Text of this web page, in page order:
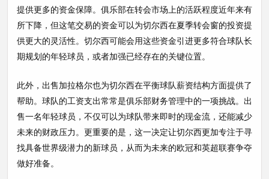
提供更多的资金保障。俱乐部在转会市场上的活跃程度近年来有
所下降，但这笔交易的资金可以为切尔西在夏季转会窗的投资提
供更大的灵活性。切尔西可能会用这些资金引进更多符合球队长
期规划的年轻球员，或者加强已经存在的关键位置。
此外，出售加拉格尔也为切尔西在平衡球队薪资结构方面提供了
帮助。球队的工资支出常常是俱乐部财务管理中的一项挑战。出
售一名年轻球员，不仅可以为球队带来即时的现金流，还能减少
未来的财政压力。更重要的是，这一决定让切尔西更加专注于寻
找具备世界级潜力的新球员，从而为未来的欧冠和英超联赛争夺
做好准备。